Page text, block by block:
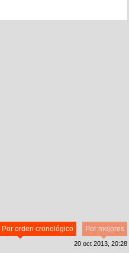
Por mejores
Por orden cronológico
20 oct 2013, 20:28